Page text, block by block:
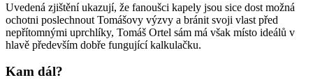
Uvedená zjištění ukazují, že fanoušci kapely jsou sice dost možná
ochotni poslechnout Tomášovy výzvy a bránit svoji vlast před
nepřítomnými uprchlíky, Tomáš Ortel sám má však místo ideálů v
hlavě především dobře fungující kalkulačku.
Kam dál?